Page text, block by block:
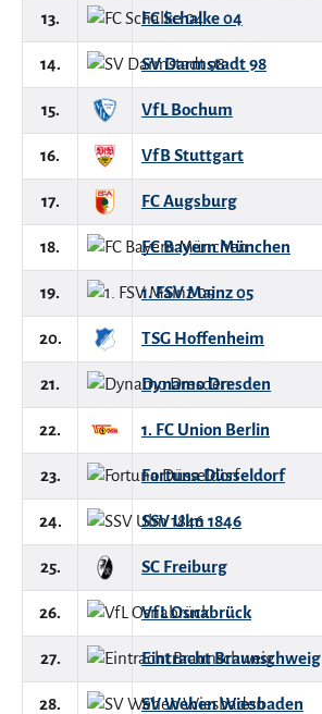
13. FC Schalke 04
14. SV Darmstadt 98
15. VfL Bochum
16. VfB Stuttgart
17. FC Augsburg
18. FC Bayern München
19. 1. FSV Mainz 05
20. TSG Hoffenheim
21. Dynamo Dresden
22. 1. FC Union Berlin
23. Fortuna Düsseldorf
24. SSV Ulm 1846
25. SC Freiburg
26. VfL Osnabrück
27. Eintracht Braunschweig
28. SV Wehen Wiesbaden